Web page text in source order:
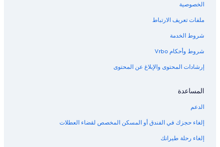
الخصوصية
ملفات تعريف الارتباط
شروط الخدمة
شروط وأحكام Vrbo
إرشادات المحتوى والإبلاغ عن المحتوى
المساعدة
الدعم
إلغاء حجزك في الفندق أو المسكن المخصص لقضاء العطلات
إلغاء رحلة طيرانك